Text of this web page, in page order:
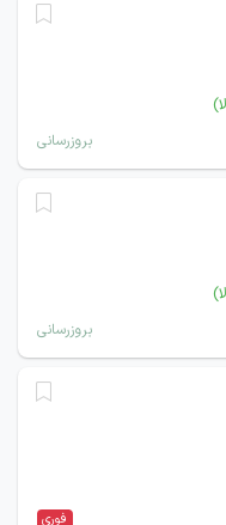
بروزرسانی
بروزرسانی
فوری